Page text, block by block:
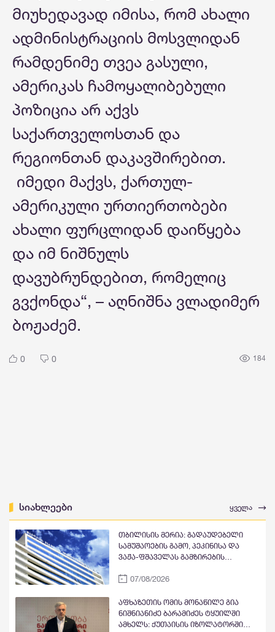
მიუხედავად იმისა, რომ ახალი
ადმინისტრაციის მოსვლიდან
რამდენიმე თვეა გასული,
ამერიკას ჩამოყალიბებული
პოზიცია არ აქვს
საქართველოსთან და
რეგიონთან დაკავშირებით.
იმედი მაქვს, ქართულ-
ამერიკული ურთიერთობები
ახალი ფურცლიდან დაიწყება
და იმ ნიშნულს
დავუბრუნდებით, რომელიც
გვქონდა“, – აღნიშნა ვლადიმერ
ბოჟაძემ.
0 0 184
სიახლეები ყველა
თბილისის მერია: გადაუდებელი
სამუშაოების გამო, პეკინისა და
ვაჟა-ფშაველას გამზირების
მიმართულებით მოძრაობა
07/08/2026
აფხაზეთის ომის მონაწილე გია
ნიშნიანიძე ბარამიძეს ტყუილში
ამხელს: ქუთაისის იზოლატორში